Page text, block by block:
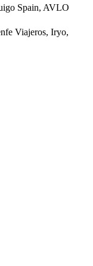
Spain, AVLO
Viajeros, Iryo,